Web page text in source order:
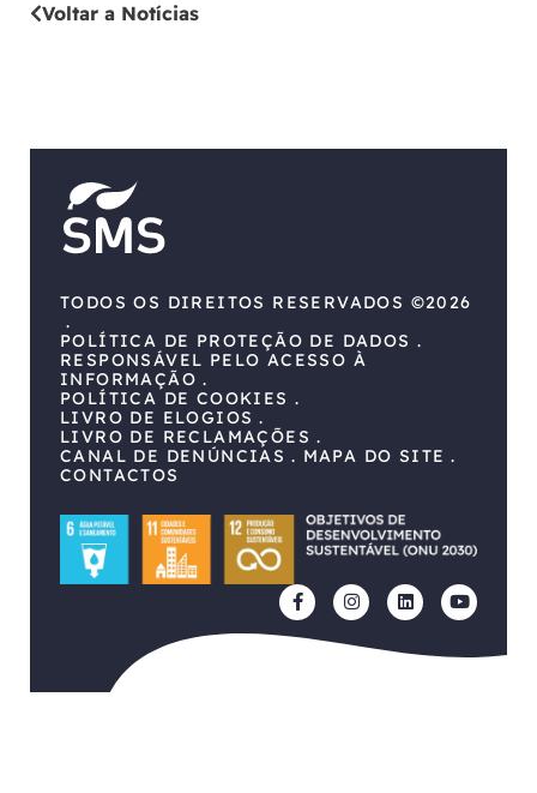
Voltar a Notícias
TODOS OS DIREITOS RESERVADOS ©2026
POLÍTICA DE PROTEÇÃO DE DADOS
RESPONSÁVEL PELO ACESSO À
INFORMAÇÃO
POLÍTICA DE COOKIES
LIVRO DE ELOGIOS
LIVRO DE RECLAMAÇÕES
CANAL DE DENÚNCIAS
MAPA DO SITE
CONTACTOS